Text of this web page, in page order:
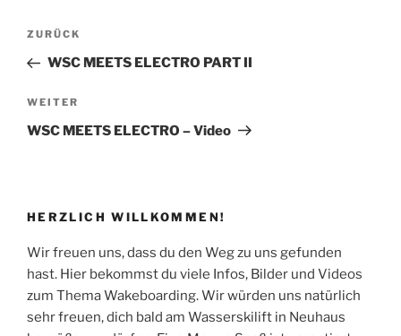
Beitragsnavigation
Vorheriger
Beitrag
ZURÜCK
WSC MEETS ELECTRO PART II
Nächster
Beitrag
WEITER
WSC MEETS ELECTRO – Video
HERZLICH WILLKOMMEN!
Wir freuen uns, dass du den Weg zu uns gefunden
hast. Hier bekommst du viele Infos, Bilder und Videos
zum Thema Wakeboarding. Wir würden uns natürlich
sehr freuen, dich bald am Wasserskilift in Neuhaus